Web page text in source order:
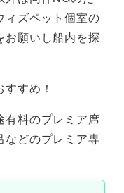
ィズペット個室の
お願いし船内を探
すめ！
有料のプレミア席
などのプレミア専